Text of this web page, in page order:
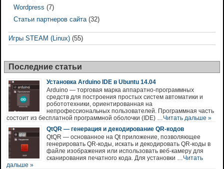
Wordpress (7)
Статьи партнеров сайта (32)
Игры STEAM (Linux) (55)
Последние статьи
Установка Arduino IDE в Ubuntu 14.04
Arduino — торговая марка аппаратно-программных
средств для построения простых систем автоматики и
робототехники, ориентированная на
непрофессиональных пользователей. Программная часть
состоит из бесплатной программной оболочки (IDE) … Читать дальше »
QtQR — генерация и декодирование QR-кодов
QtQR — основанное на Qt приложение, позволяющее
генерировать QR-коды, искать и декодировать QR-коды в
файле изображения или использовать веб-камеру для
сканирования печатного кода. Для установки … Читать
дальше »